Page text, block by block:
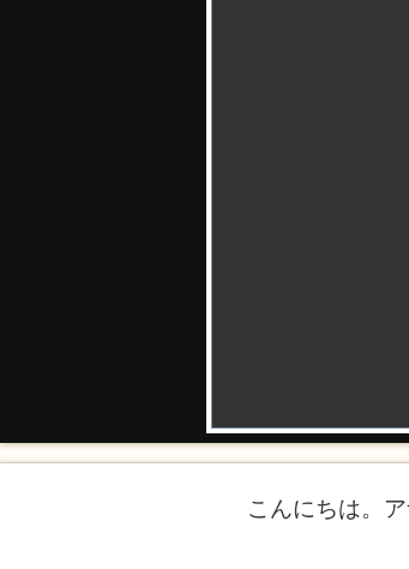
こんにちは。